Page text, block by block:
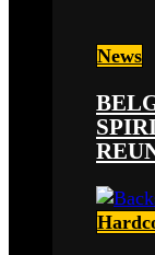
News